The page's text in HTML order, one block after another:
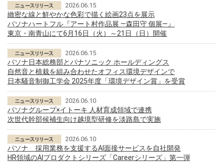
2026.06.15
緻密な線と鮮やかな色彩で描く絵画23点を展示
パソナハートフル『アート村作品展 ―森田守 個展―』
東京・南青山にて6月16日（火）～21日（日）開催
2026.06.15
パソナ日本総務部とパナソニック ホールディングス
自然音と植栽を組み合わせたオフィス環境デザインで
日本騒音制御工学会 2025年度「環境デザイン賞」を受賞
2026.06.10
パソナグループ×イトーキ 人材育成領域で連携
次世代幹部候補生向け越境型研修を淡路島で実施
2026.06.10
パソナ 採用業務を支援するAI面接サービスを自社開発
HR領域のAIプロダクトシリーズ「Careerシリーズ」第一弾